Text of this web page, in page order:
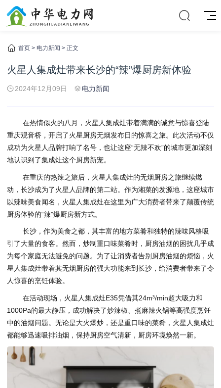
首页 > 电力新闻 > 正文
火星人集成灶带来长沙的“辣”爆厨房新体验
2024年12月09日 电力新闻
在热情似火的八月，火星人集成灶带着满满的诚意与惊喜登陆
重庆观音桥，开启了火星厨房无烟发布日的惊喜之旅。此次活动不仅
成功为火星人品牌打响了名号，也让这座“无辣不欢”的城市更加深刻
地认识到了集成灶这个厨房新宠。
在重庆的热辣之旅后，火星人集成灶的无烟厨房之旅继续燃
动，长沙成为了火星人品牌的第二站。作为湘菜的发源地，这座城市
以辣味美食闻名，火星人集成灶在这里为广大消费者带来了颠覆传统
厨房体验的“辣”爆厨房新方式。
长沙，作为美食之都，其丰富的地方菜肴和独特的辣味风格吸
引了大量的食客。然而，炒制重口味菜肴时，厨房油烟的困扰几乎成
为每个家庭无法避免的问题。为了让消费者告别厨房油烟的烦恼，火
星人集成灶带着其无烟厨房的强大功能来到长沙，给消费者带来了令
人惊喜的烹饪体验。
在活动现场，火星人集成灶E35凭借其24m³/min超大吸力和
1000Pa的最大静压，成功解决了炒辣椒、煮麻辣火锅等高强度烹饪
中的油烟问题。无论是大火爆炒，还是重口味的菜肴，火星人集成灶
都能够迅速吸排油烟，保持厨房空气清新，厨房环境焕然一新。